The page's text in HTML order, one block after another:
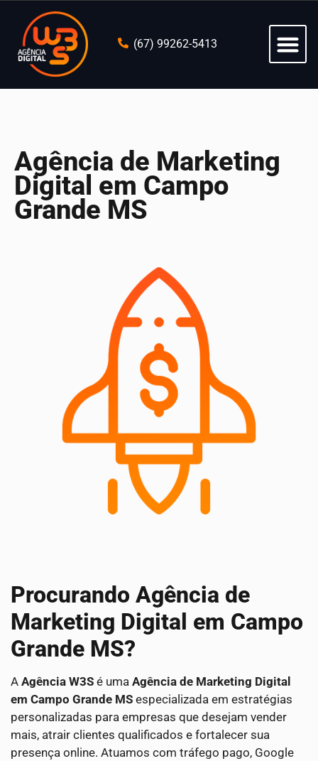
(67) 99262-5413
Agência de Marketing
Digital em Campo
Grande MS
Procurando Agência de
Marketing Digital em Campo
Grande MS?
A Agência W3S é uma Agência de Marketing Digital
em Campo Grande MS especializada em estratégias
personalizadas para empresas que desejam vender
mais, atrair clientes qualificados e fortalecer sua
presença online. Atuamos com tráfego pago, Google